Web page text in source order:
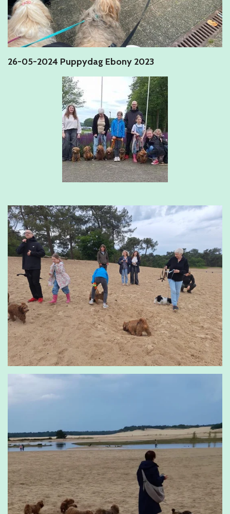
26-05-2024 Puppydag Ebony 2023